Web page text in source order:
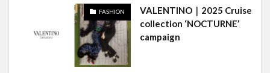
FASHION
VALENTINO｜2025 Cruise
collection ‘NOCTURNE’
campaign